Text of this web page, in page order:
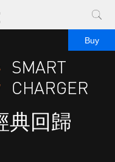
Buy
典回歸